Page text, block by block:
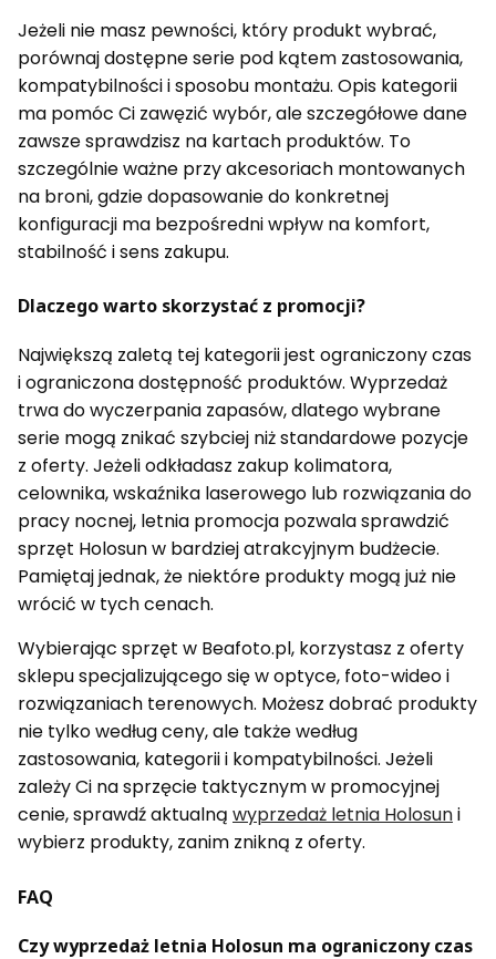
Jeżeli nie masz pewności, który produkt wybrać,
porównaj dostępne serie pod kątem zastosowania,
kompatybilności i sposobu montażu. Opis kategorii
ma pomóc Ci zawęzić wybór, ale szczegółowe dane
zawsze sprawdzisz na kartach produktów. To
szczególnie ważne przy akcesoriach montowanych
na broni, gdzie dopasowanie do konkretnej
konfiguracji ma bezpośredni wpływ na komfort,
stabilność i sens zakupu.
Dlaczego warto skorzystać z promocji?
Największą zaletą tej kategorii jest ograniczony czas
i ograniczona dostępność produktów. Wyprzedaż
trwa do wyczerpania zapasów, dlatego wybrane
serie mogą znikać szybciej niż standardowe pozycje
z oferty. Jeżeli odkładasz zakup kolimatora,
celownika, wskaźnika laserowego lub rozwiązania do
pracy nocnej, letnia promocja pozwala sprawdzić
sprzęt Holosun w bardziej atrakcyjnym budżecie.
Pamiętaj jednak, że niektóre produkty mogą już nie
wrócić w tych cenach.
Wybierając sprzęt w Beafoto.pl, korzystasz z oferty
sklepu specjalizującego się w optyce, foto-wideo i
rozwiązaniach terenowych. Możesz dobrać produkty
nie tylko według ceny, ale także według
zastosowania, kategorii i kompatybilności. Jeżeli
zależy Ci na sprzęcie taktycznym w promocyjnej
cenie, sprawdź aktualną wyprzedaż letnia Holosuni
wybierz produkty, zanim znikną z oferty.
FAQ
Czy wyprzedaż letnia Holosun ma ograniczony czas